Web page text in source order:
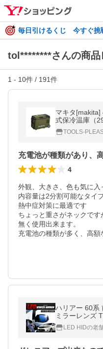
毎日引けるくじ 今すぐ挑
tol********さんの商品
1 - 10件 / 191件
マキタ[makita]
式保冷温庫（
ブ・本体のみ /
TOOLS-
充電池が種類があり、
4
外観、大きさ、色も気に入
内容量は2分割可能なタイ
熱中症対策に最適です
ちょっと重さがネックで
無く使用出来ます。
充電池の種類が多く、高額
ハリアー 60系
ミラーレンズ
ェアスタイル
LED HIDの老